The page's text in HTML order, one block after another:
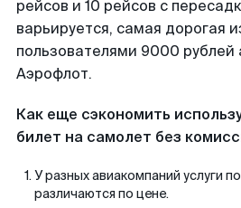
рейсов и 10 рейсов с
варьируется, самая дорогая
пользователями 9000
Аэрофлот.
Как еще сэкономить
билет на самолет без
У разных авиакомпаний услуги
различаются по цене.